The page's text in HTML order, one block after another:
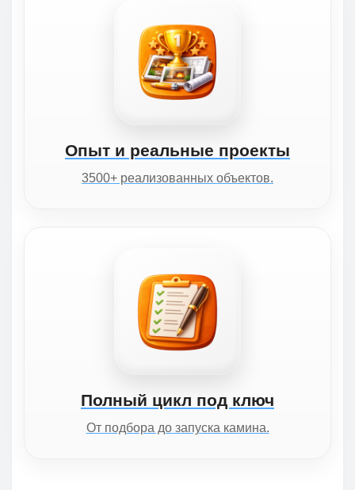
Опыт и реальные проекты
3500+ реализованных объектов.
Полный цикл под ключ
От подбора до запуска камина.